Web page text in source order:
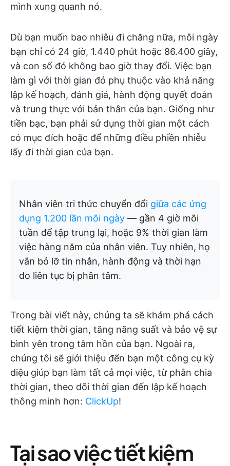
mình xung quanh nó.
Dù bạn muốn bao nhiêu đi chăng nữa, mỗi ngày
bạn chỉ có 24 giờ, 1.440 phút hoặc 86.400 giây,
và con số đó không bao giờ thay đổi. Việc bạn
làm gì với thời gian đó phụ thuộc vào khả năng
lập kế hoạch, đánh giá, hành động quyết đoán
và trung thực với bản thân của bạn. Giống như
tiền bạc, bạn phải sử dụng thời gian một cách
có mục đích hoặc để những điều phiền nhiễu
lấy đi thời gian của bạn.
Nhân viên tri thức chuyển đổi giữa các ứng
dụng 1.200 lần mỗi ngày — gần 4 giờ mỗi
tuần để tập trung lại, hoặc 9% thời gian làm
việc hàng năm của nhân viên. Tuy nhiên, họ
vẫn bỏ lỡ tin nhắn, hành động và thời hạn
do liên tục bị phân tâm.
Trong bài viết này, chúng ta sẽ khám phá cách
tiết kiệm thời gian, tăng năng suất và bảo vệ sự
bình yên trong tâm hồn của bạn. Ngoài ra,
chúng tôi sẽ giới thiệu đến bạn một công cụ kỳ
diệu giúp bạn làm tất cả mọi việc, từ phân chia
thời gian, theo dõi thời gian đến lập kế hoạch
thông minh hơn: ClickUp!
Tại sao việc tiết kiệm